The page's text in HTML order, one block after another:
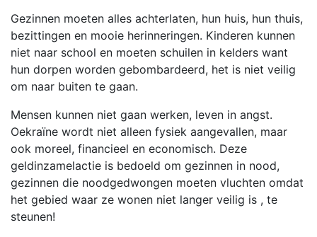
Gezinnen moeten alles achterlaten, hun huis, hun thuis,
bezittingen en mooie herinneringen. Kinderen kunnen
niet naar school en moeten schuilen in kelders want
hun dorpen worden gebombardeerd, het is niet veilig
om naar buiten te gaan.
Mensen kunnen niet gaan werken, leven in angst.
Oekraïne wordt niet alleen fysiek aangevallen, maar
ook moreel, financieel en economisch. Deze
geldinzamelactie is bedoeld om gezinnen in nood,
gezinnen die noodgedwongen moeten vluchten omdat
het gebied waar ze wonen niet langer veilig is , te
steunen!